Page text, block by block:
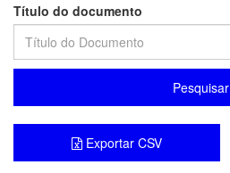
Título do documento
Pesquisar
Exportar CSV